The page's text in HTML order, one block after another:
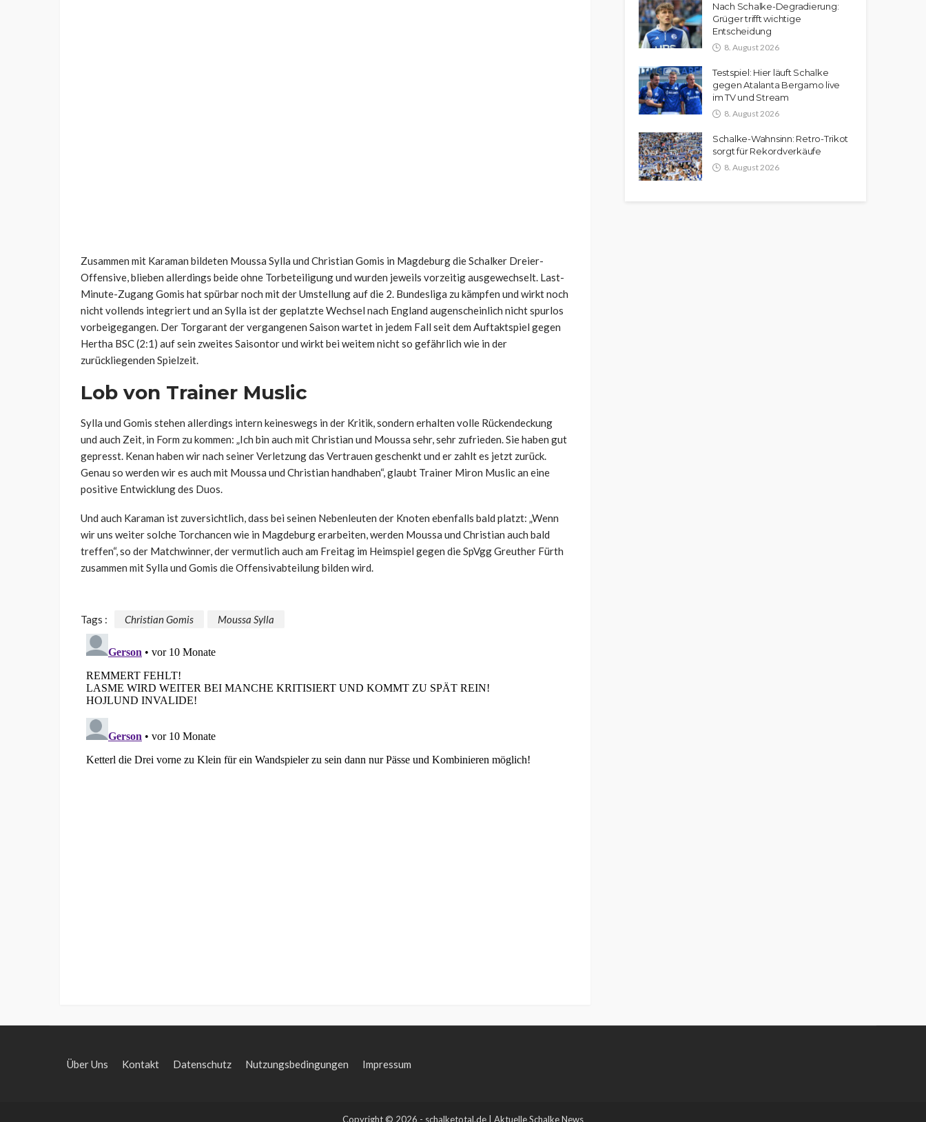
Zusammen mit Karaman bildeten Moussa Sylla und Christian Gomis in Magdeburg die Schalker Dreier-
Offensive, blieben allerdings beide ohne Torbeteiligung und wurden jeweils vorzeitig ausgewechselt. Last-
Minute-Zugang Gomis hat spürbar noch mit der Umstellung auf die 2. Bundesliga zu kämpfen und wirkt noch
nicht vollends integriert und an Sylla ist der geplatzte Wechsel nach England augenscheinlich nicht spurlos
vorbeigegangen. Der Torgarant der vergangenen Saison wartet in jedem Fall seit dem Auftaktspiel gegen
Hertha BSC (2:1) auf sein zweites Saisontor und wirkt bei weitem nicht so gefährlich wie in der
zurückliegenden Spielzeit.
Lob von Trainer Muslic
Sylla und Gomis stehen allerdings intern keineswegs in der Kritik, sondern erhalten volle Rückendeckung
und auch Zeit, in Form zu kommen: „Ich bin auch mit Christian und Moussa sehr, sehr zufrieden. Sie haben gut
gepresst. Kenan haben wir nach seiner Verletzung das Vertrauen geschenkt und er zahlt es jetzt zurück.
Genau so werden wir es auch mit Moussa und Christian handhaben“, glaubt Trainer Miron Muslic an eine
positive Entwicklung des Duos.
Und auch Karaman ist zuversichtlich, dass bei seinen Nebenleuten der Knoten ebenfalls bald platzt: „Wenn
wir uns weiter solche Torchancen wie in Magdeburg erarbeiten, werden Moussa und Christian auch bald
treffen“, so der Matchwinner, der vermutlich auch am Freitag im Heimspiel gegen die SpVgg Greuther Fürth
zusammen mit Sylla und Gomis die Offensivabteilung bilden wird.
Tags : Christian Gomis Moussa Sylla
Nach Schalke-Degradierung:
Grüger trifft wichtige
Entscheidung
8. August 2026
Testspiel: Hier läuft Schalke
gegen Atalanta Bergamo live
im TV und Stream
8. August 2026
Schalke-Wahnsinn: Retro-Trikot
sorgt für Rekordverkäufe
8. August 2026
Über Uns Kontakt Datenschutz Nutzungsbedingungen Impressum
Copyright © 2026 - schalketotal.de | Aktuelle Schalke News